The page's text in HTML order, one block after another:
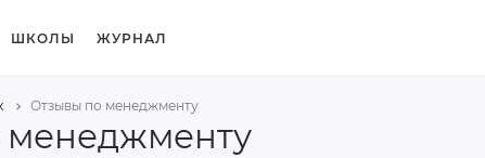
ШКОЛЫ ЖУРНАЛ
Отзывы по менеджменту
менеджменту